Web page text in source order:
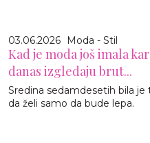
03.06.2026 Moda - Stil
Kad je moda još imala
danas izgledaju brut...
Sredina sedamdesetih bila
da želi samo da bude lepa.